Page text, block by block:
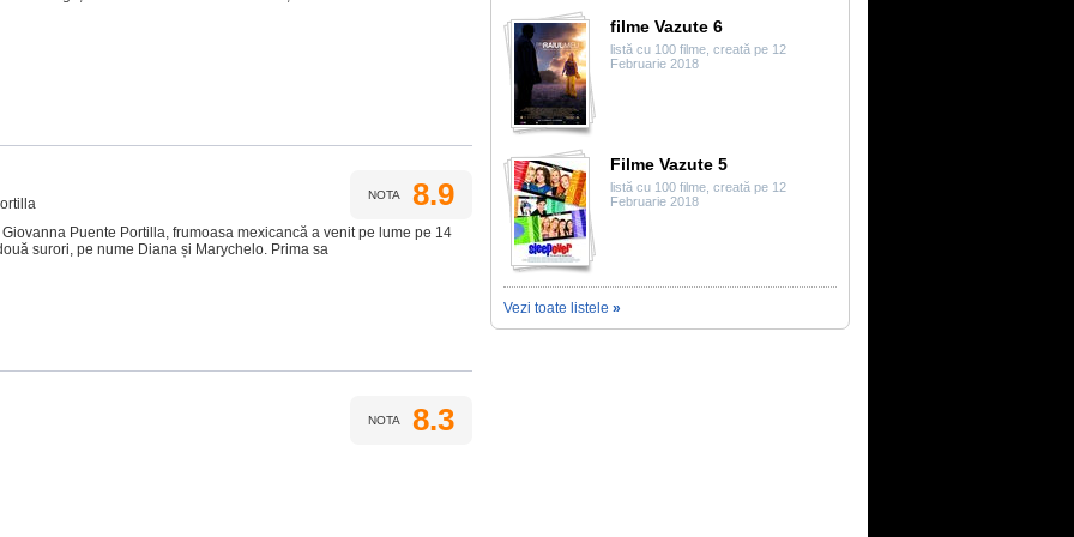
NOTA 8.9
Puente Portilla, frumoasa mexicancă a venit pe lume pe 14
surori, pe nume Diana și Marychelo. Prima sa
NOTA 8.3
filme Vazute 6
listă cu 100 filme, creată pe 12
Februarie 2018
Filme Vazute 5
listă cu 100 filme, creată pe 12
Februarie 2018
Vezi toate listele »